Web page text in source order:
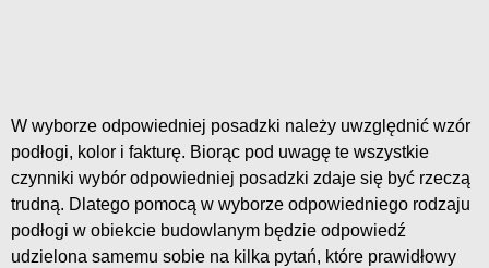
W wyborze odpowiedniej posadzki należy uwzględnić wzór
podłogi, kolor i fakturę. Biorąc pod uwagę te wszystkie
czynniki wybór odpowiedniej posadzki zdaje się być rzeczą
trudną. Dlatego pomocą w wyborze odpowiedniego rodzaju
podłogi w obiekcie budowlanym będzie odpowiedź
udzielona samemu sobie na kilka pytań, które prawidłowy